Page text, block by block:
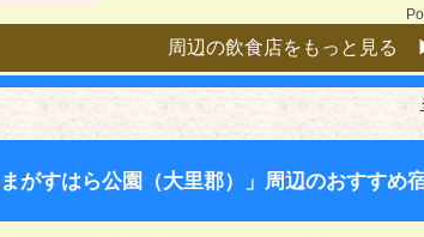
周辺の飲食店をもっと見る
がすはら公園（大里郡）」周辺のおすすめ